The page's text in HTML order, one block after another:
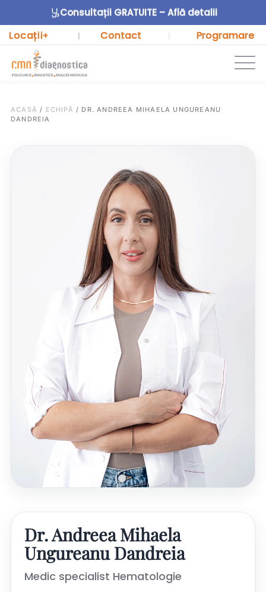
Consultații GRATUITE – Află detalii
Locații+ | Contact Programare
ACASĂ / ECHIPĂ / DR. ANDREEA MIHAELA UNGUREANU
DANDREIA
Dr. Andreea Mihaela
Ungureanu Dandreia
Medic specialist Hematologie